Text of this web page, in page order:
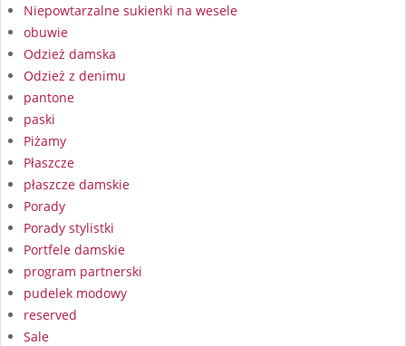
Niepowtarzalne sukienki na wesele
obuwie
Odzież damska
Odzież z denimu
pantone
paski
Piżamy
Płaszcze
płaszcze damskie
Porady
Porady stylistki
Portfele damskie
program partnerski
pudelek modowy
reserved
Sale